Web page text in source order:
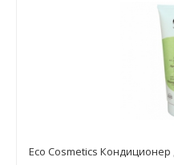
Eco Cosmetics Кондиционер